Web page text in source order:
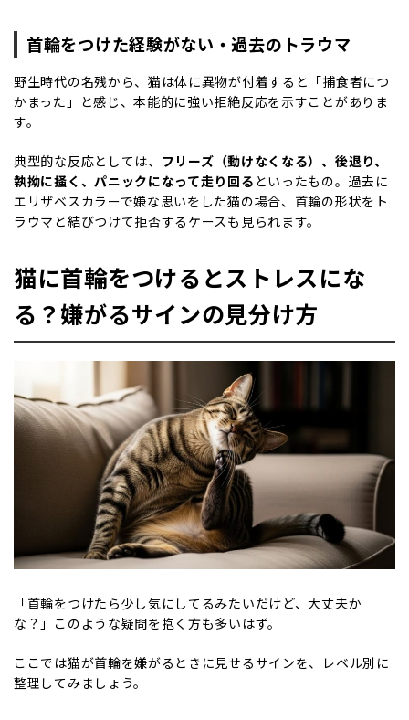
首輪をつけた経験がない・過去のトラウマ
野生時代の名残から、猫は体に異物が付着すると「捕食者につ
かまった」と感じ、本能的に強い拒絶反応を示すことがありま
す。
典型的な反応としては、 フリーズ（動けなくなる）、後退り、
執拗に掻く、パニックになって走り回る といったもの。過去に
エリザベスカラーで嫌な思いをした猫の場合、首輪の形状をト
ラウマと結びつけて拒否するケースも見られます。
猫に首輪をつけるとストレスにな
る？嫌がるサインの見分け方
「首輪をつけたら少し気にしてるみたいだけど、大丈夫か
な？」このような疑問を抱く方も多いはず。
ここでは猫が首輪を嫌がるときに見せるサインを、レベル別に
整理してみましょう。